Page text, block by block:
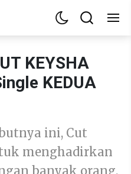
KEYSHA
KEDUA
ini, Cut
menghadirkan
banyak orang.